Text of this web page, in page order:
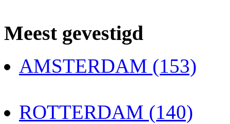
Meest gevestigd
AMSTERDAM (153)
ROTTERDAM (140)